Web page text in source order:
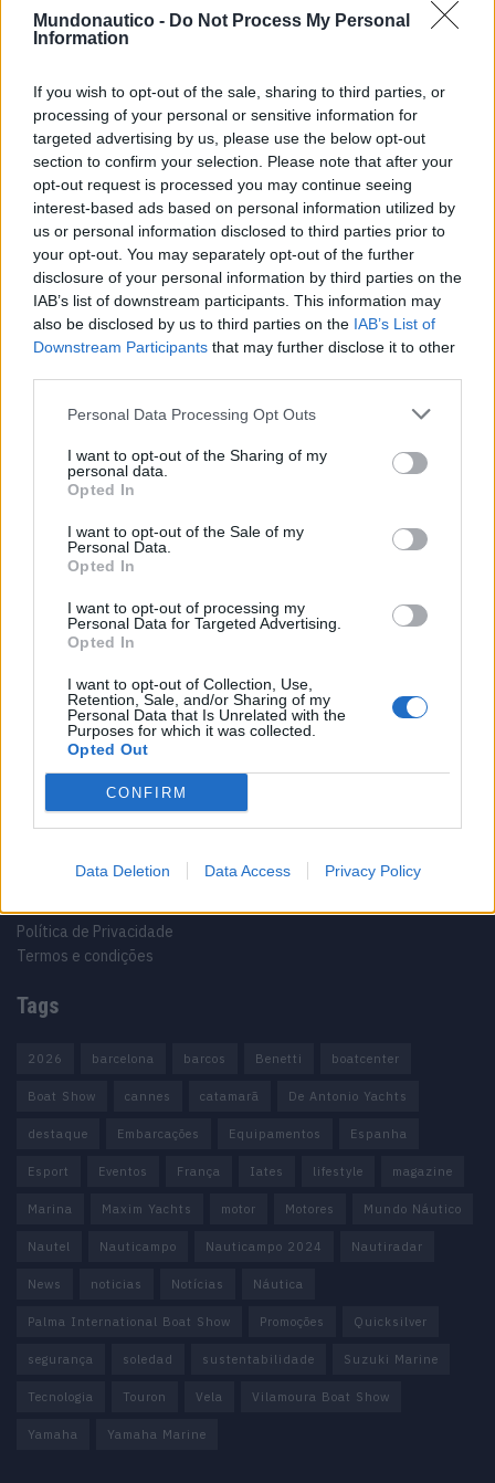
Mundonautico - Do Not Process My Personal
Information
If you wish to opt-out of the sale, sharing to third parties, or
processing of your personal or sensitive information for
targeted advertising by us, please use the below opt-out
section to confirm your selection. Please note that after your
opt-out request is processed you may continue seeing
interest-based ads based on personal information utilized by
us or personal information disclosed to third parties prior to
your opt-out. You may separately opt-out of the further
disclosure of your personal information by third parties on the
IAB’s list of downstream participants. This information may
also be disclosed by us to third parties on the IAB’s List of
Downstream Participants that may further disclose it to other
Personal Data Processing Opt Outs
I want to opt-out of the Sharing of my
personal data.
Opted In
I want to opt-out of the Sale of my
Personal Data.
Opted In
I want to opt-out of processing my
Personal Data for Targeted Advertising.
Opted In
I want to opt-out of Collection, Use,
Retention, Sale, and/or Sharing of my
Personal Data that Is Unrelated with the
Purposes for which it was collected.
Opted Out
CONFIRM
Data Deletion Data Access Privacy Policy
Tendências Comentários Novidades
Feira Náutica de Setúbal está de regresso
30 DE MARÇO, 2026
A rota dos preços: quanto custa manter um
barco de 10 metros nas marinas
portuguesas
31 DE JULHO, 2026
CatanaGroup lança primeiro modelo Inboard
Yot e é Made in Portugal
Não se perca no mar: Tudo o que precisa
saber sobre Balizagem Marítima
Noticias do setor náutico, novidades e muito mais.
Informação importante
Contactos
Ficha técnica
Política de Privacidade
Termos e condições
Tags
2026 barcelona barcos Benetti boatcenter
Boat Show cannes catamarã De Antonio Yachts
destaque Embarcações Equipamentos Espanha
Esport Eventos França Iates lifestyle magazine
Marina Maxim Yachts motor Motores Mundo Náutico
Nautel Nauticampo Nauticampo 2024 Nautiradar
News noticias Notícias Náutica
Palma International Boat Show Promoções Quicksilver
segurança soledad sustentabilidade Suzuki Marine
Tecnologia Touron Vela Vilamoura Boat Show
Yamaha Yamaha Marine